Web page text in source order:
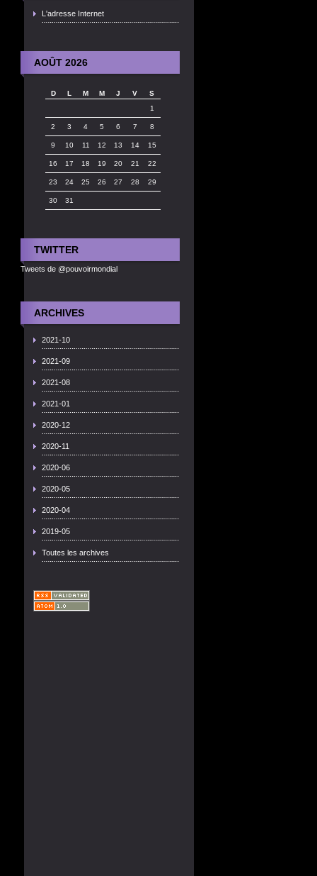
L'adresse Internet
AOÛT 2026
D L M M J V
S
1
2 3 4 5 6 7 8
9 10 11 12 13 14 15
16 17 18 19 20 21 22
23 24 25 26 27 28 29
30 31
TWITTER
Tweets de @pouvoirmondial
ARCHIVES
2021-10
2021-09
2021-08
2021-01
2020-12
2020-11
2020-06
2020-05
2020-04
2019-05
Toutes les archives